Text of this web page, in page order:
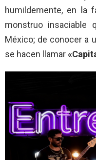
humildemente, en la
monstruo insaciable
México; de conocer a
se hacen llamar